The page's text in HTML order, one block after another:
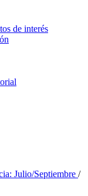
de interés
Julio/Septiembre /